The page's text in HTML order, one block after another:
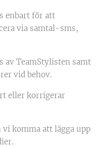
enbart för att
via samtal-sms,
av TeamStylisten samt
vid behov.
eller korrigerar
vi komma att lägga upp